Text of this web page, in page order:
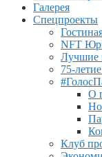
Галерея
Спецпроекты
NFT
Лучшие
75-
О
Клуб